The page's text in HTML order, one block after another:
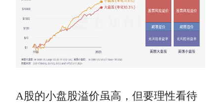
A股的小盘股溢价虽高，但要理性看待